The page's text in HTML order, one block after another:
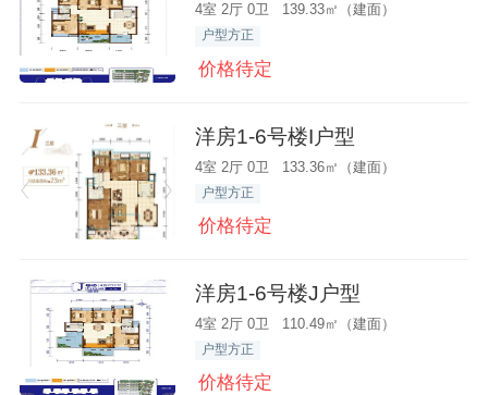
4室 2厅 0卫 139.33㎡（建面）
户型方正
价格待定
洋房1-6号楼I户型
4室 2厅 0卫 133.36㎡（建面）
户型方正
价格待定
洋房1-6号楼J户型
4室 2厅 0卫 110.49㎡（建面）
户型方正
价格待定